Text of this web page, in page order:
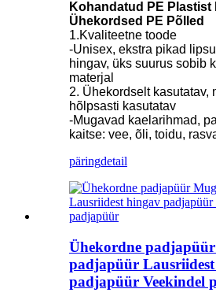
Kohandatud PE Plastist
Ühekordsed PE Põlled
1.Kvaliteetne toode
-Unisex, ekstra pikad
hingav, üks suurus sobib
materjal
2. Ühekordselt kasutatav,
hõlpsasti kasutatav
-Mugavad kaelarihmad,
kaitse: vee, õli, toidu,
päringdetail
Ühekordne
padjapüür
padjapüür Veekindel